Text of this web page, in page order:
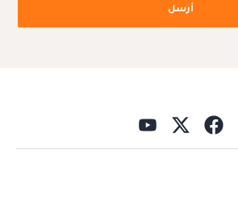
أرسل